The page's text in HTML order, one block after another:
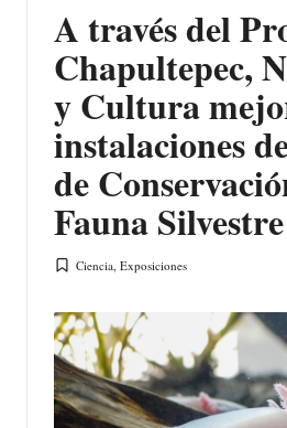
A través del
Chapultepec,
y Cultura
instalaciones
de
Fauna Silvestre
Publicada
Ciencia ,Exposiciones